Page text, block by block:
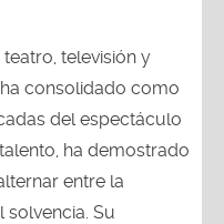
televisión y
consolidado como
del espectáculo
ha demostrado
entre la
Su